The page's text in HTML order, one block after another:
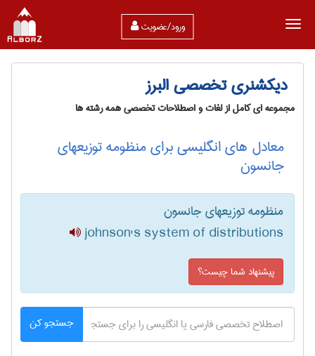
ورود/عضویت
دیکشنری تخصصی البرز
مجموعه ای کامل از لغات و اصطلاحات تخصصی همه رشته ها
معادل های انگلیسی برای منظومه توزیعهای
جانسون
منظومه توزیعهای جانسون
johnson's system of distributions
پیشنهاد شما چیست؟
جستجو کن